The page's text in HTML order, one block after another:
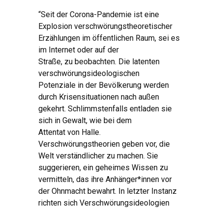
“Seit der Corona-Pandemie ist eine
Explosion verschwörungstheoretischer
Erzählungen im öffentlichen Raum, sei es
im Internet oder auf der
Straße, zu beobachten. Die latenten
verschwörungsideologischen
Potenziale in der Bevölkerung werden
durch Krisensituationen nach außen
gekehrt. Schlimmstenfalls entladen sie
sich in Gewalt, wie bei dem
Attentat von Halle.
Verschwörungstheorien geben vor, die
Welt verständlicher zu machen. Sie
suggerieren, ein geheimes Wissen zu
vermitteln, das ihre Anhänger*innen vor
der Ohnmacht bewahrt. In letzter Instanz
richten sich Verschwörungsideologien